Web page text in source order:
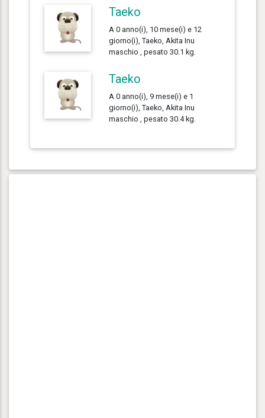
Taeko
A 0 anno(i), 10 mese(i) e 12
giorno(i), Taeko, Akita Inu
maschio , pesato 30.1 kg.
Taeko
A 0 anno(i), 9 mese(i) e 1
giorno(i), Taeko, Akita Inu
maschio , pesato 30.4 kg.